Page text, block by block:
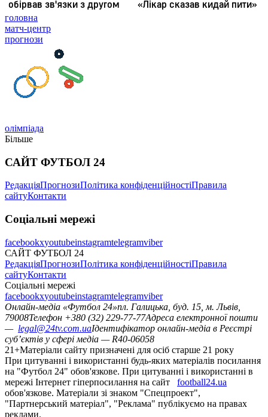
головна
матч-центр
прогнози
олімпіада
Більше
САЙТ ФУТБОЛ 24
РедакціяПрогнозиПолітика конфіденційностіПравила
сайтуКонтакти
Соціальні мережі
facebookxyoutubeinstagramtelegramviber
САЙТ ФУТБОЛ 24
РедакціяПрогнозиПолітика конфіденційностіПравила
сайтуКонтакти
Соціальні мережі
facebookxyoutubeinstagramtelegramviber
Онлайн-медіа «Футбол 24»пл. Галицька, буд. 15, м. Львів,
79008Телефон +380 (32) 229-77-77Адреса електронної пошти
— legal@24tv.com.uaІдентифікатор онлайн-медіа в Реєстрі
суб’єктів у сфері медіа — R40-06058
21+Матеріали сайту призначені для осіб старше 21 року
При цитуванні і використанні будь-яких матеріалів посилання
на "Футбол 24" обов'язкове. При цитуванні і використанні в
мережі Інтернет гіперпосилання на сайт
football24.ua
обов'язкове. Матеріали зі знаком "Спецпроект",
"Партнерський матеріал", "Реклама" публікуємо на правах
реклами.